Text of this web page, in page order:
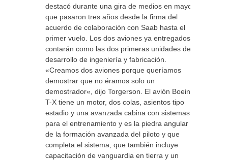
destacó durante una gira de medios en mayo
que pasaron tres años desde la firma del
acuerdo de colaboración con Saab hasta el
primer vuelo. Los dos aviones ya entregados
contarán como las dos primeras unidades de
desarrollo de ingeniería y fabricación.
«Creamos dos aviones porque queríamos
demostrar que no éramos solo un
demostrador«, dijo Torgerson. El avión Boeing
T-X tiene un motor, dos colas, asientos tipo
estadio y una avanzada cabina con sistemas
para el entrenamiento y es la piedra angular
de la formación avanzada del piloto y que
completa el sistema, que también incluye
capacitación de vanguardia en tierra y un